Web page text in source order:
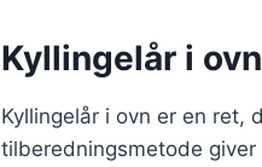
Kyllingelår i
Kyllingelår i ovn er en ret,
tilberedningsmetode